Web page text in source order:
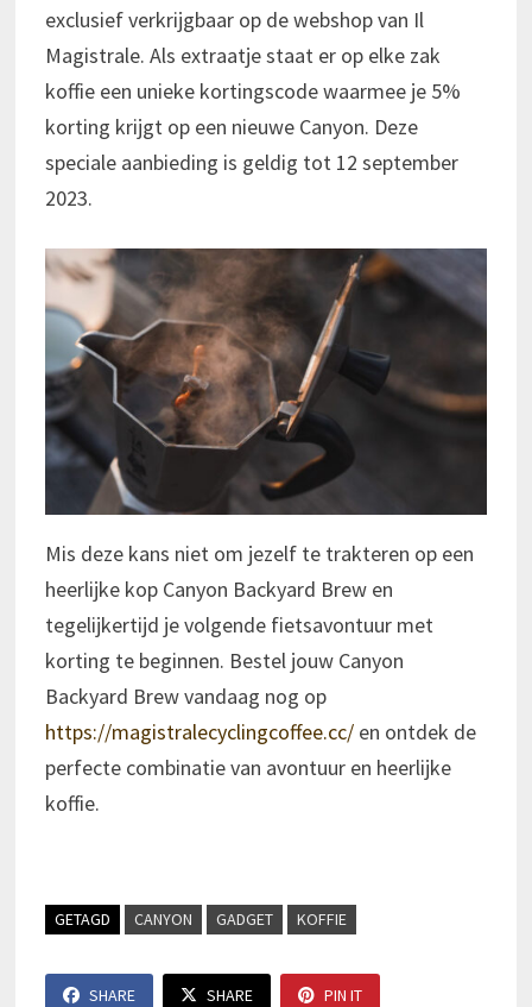
exclusief verkrijgbaar op de webshop van Il
Magistrale. Als extraatje staat er op elke zak
koffie een unieke kortingscode waarmee je 5%
korting krijgt op een nieuwe Canyon. Deze
speciale aanbieding is geldig tot 12 september
2023.
Mis deze kans niet om jezelf te trakteren op een
heerlijke kop Canyon Backyard Brew en
tegelijkertijd je volgende fietsavontuur met
korting te beginnen. Bestel jouw Canyon
Backyard Brew vandaag nog op
https://magistralecyclingcoffee.cc/en ontdek de
perfecte combinatie van avontuur en heerlijke
koffie.
GETAGD CANYON GADGET KOFFIE
SHARE SHARE PIN IT